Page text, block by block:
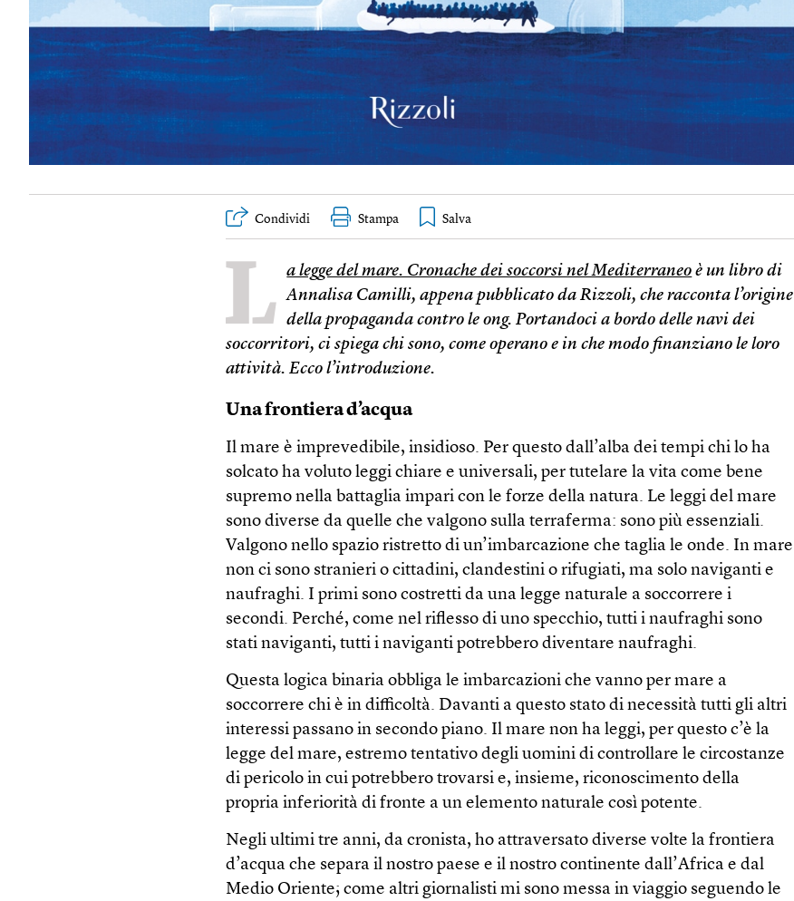
Condividi Stampa
L a legge del mare. Cronache dei soccorsi nel Mediterraneo è un libro di
Annalisa Camilli, appena pubblicato da Rizzoli, che racconta l’origine
della propaganda contro le ong. Portandoci a bordo delle navi dei
soccorritori, ci spiega chi sono, come operano e in che modo finanziano le loro
attività. Ecco l’introduzione.
Una frontiera d’acqua
Il mare è imprevedibile, insidioso. Per questo dall’alba dei tempi chi lo ha
solcato ha voluto leggi chiare e universali, per tutelare la vita come bene
supremo nella battaglia impari con le forze della natura. Le leggi del mare
sono diverse da quelle che valgono sulla terraferma: sono più essenziali.
Valgono nello spazio ristretto di un’imbarcazione che taglia le onde. In mare
non ci sono stranieri o cittadini, clandestini o rifugiati, ma solo naviganti e
naufraghi. I primi sono costretti da una legge naturale a soccorrere i
secondi. Perché, come nel riflesso di uno specchio, tutti i naufraghi sono
stati naviganti, tutti i naviganti potrebbero diventare naufraghi.
Questa logica binaria obbliga le imbarcazioni che vanno per mare a
soccorrere chi è in difficoltà. Davanti a questo stato di necessità tutti gli altri
interessi passano in secondo piano. Il mare non ha leggi, per questo c’è la
legge del mare, estremo tentativo degli uomini di controllare le circostanze
di pericolo in cui potrebbero trovarsi e, insieme, riconoscimento della
propria inferiorità di fronte a un elemento naturale così potente.
Negli ultimi tre anni, da cronista, ho attraversato diverse volte la frontiera
d’acqua che separa il nostro paese e il nostro continente dall’Africa e dal
Medio Oriente; come altri giornalisti mi sono messa in viaggio seguendo le